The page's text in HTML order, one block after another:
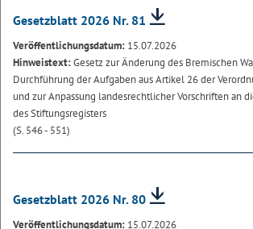
Gesetzblatt 2026 Nr. 81
Veröffentlichungsdatum: 15.07.2026
Hinweistext:Gesetz zur Änderung des Bremischen
Durchführung der Aufgaben aus Artikel 26 der
und zur Anpassung landesrechtlicher Vorschriften an
des Stiftungsregisters
(S. 546 - 551)
Gesetzblatt 2026 Nr. 80
Veröffentlichungsdatum: 15.07.2026